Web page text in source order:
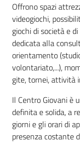
Offrono spazi
videogiochi,
giochi di società e
dedicata alla
orientamento
volontariato,...),
gite, tornei, attività
Il Centro Giovani è
definita e solida, a
giorni e gli orari di
presenza costante